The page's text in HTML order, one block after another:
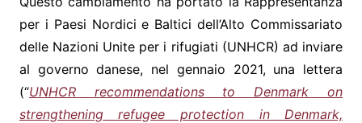
per i Paesi Nordici e Baltici dell’Alto Commissariato
delle Nazioni Unite per i rifugiati (UNHCR) ad inviare
al governo danese, nel gennaio 2021, una lettera
(“UNHCR recommendations to Denmark on
strengthening refugee protection in Denmark,